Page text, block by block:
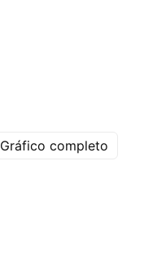
Gráfico completo